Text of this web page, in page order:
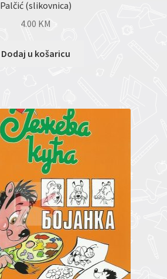
Palčić (slikovnica)
4.00 KM
Dodaj u košaricu